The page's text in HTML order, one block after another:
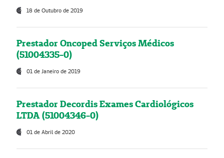
18 de Outubro de 2019
Prestador Oncoped Serviços Médicos
(51004335-0)
01 de Janeiro de 2019
Prestador Decordis Exames Cardiológicos
LTDA (51004346-0)
01 de Abril de 2020